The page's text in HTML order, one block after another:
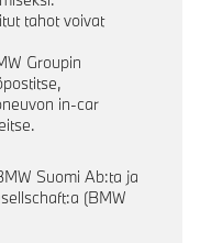
tahot voivat
Groupin
in-car
Suomi Ab:ta ja
(BMW